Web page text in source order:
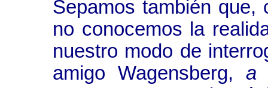
Sepamos también que,
no conocemos la
nuestro modo de
amigo Wagensberg, a